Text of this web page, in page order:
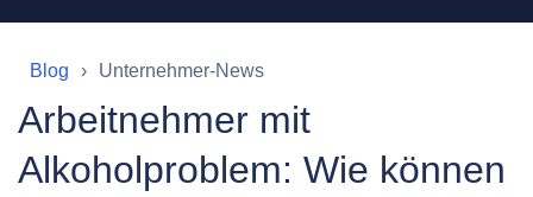
Blog Unternehmer-News
Arbeitnehmer mit
Alkoholproblem: Wie können